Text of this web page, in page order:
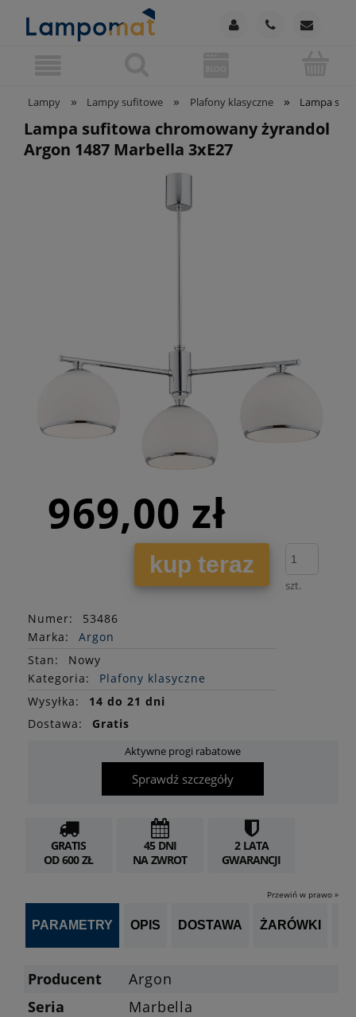
Lampy » Lampy sufitowe » Plafony klasyczne » Lampa
Lampa sufitowa chromowany żyrandol
Argon 1487 Marbella 3xE27
969,00 zł
kup teraz
szt.
Numer:
53486
Marka:
Argon
Stan:
Nowy
Kategoria:
Plafony klasyczne
Wysyłka:
14 do 21 dni
Dostawa:
Gratis
Aktywne progi rabatowe
Sprawdź szczegóły
GRATIS
OD 600 ZŁ
45 DNI
NA ZWROT
2 LATA
GWARANCJI
Przewiń w prawo »
PARAMETRY OPIS DOSTAWA ŻARÓWKI
Producent
Argon
Seria
Marbella